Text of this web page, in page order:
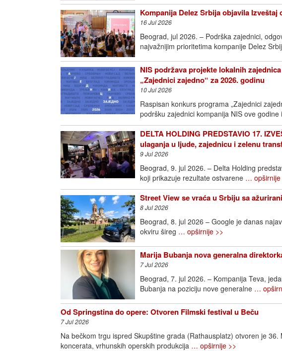
Kompanija Delez Srbija objavila
16 Jul 2026
Beograd, jul 2026. – Podrška zajednici,
najvažnijim prioritetima kompanije Delez
NIS podržava projekte lokalnih
„Zajednici zajedno“ za 2026. godinu
10 Jul 2026
Raspisan konkurs programa „Zajednici
podršku zajednici kompanija NIS ove godine
DELTA HOLDING PREDSTAVIO 17.
ulaganja u ljude, zajednicu i zelenu
9 Jul 2026
Beograd, 9. jul 2026. – Delta Holding
koji prikazuje rezultate ostvarene … opširnije
Street View se vraća u Srbiju sa
8 Jul 2026
Beograd, 8. jul 2026 – Google je danas
okviru šireg … opširnije >>
Marija Bubanja nova generalna
7 Jul 2026
Beograd, 7. jul 2026. – Kompanija Teva,
Bubanja na poziciju nove generalne …
Od Springstina do opere: Otvoren Filmski festival u Beču
7 Jul 2026
Na bečkom trgu ispred Skupštine grada (Rathausplatz) otvoren je
koncerata, vrhunskih operskih produkcija … opširnije >>